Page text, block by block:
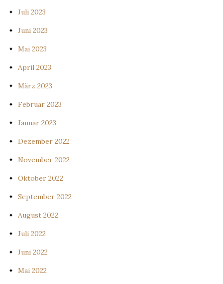
Juli 2023
Juni 2023
Mai 2023
April 2023
März 2023
Februar 2023
Januar 2023
Dezember 2022
November 2022
Oktober 2022
September 2022
August 2022
Juli 2022
Juni 2022
Mai 2022